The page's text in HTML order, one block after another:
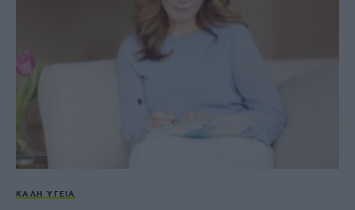
ΚΑΛΉ ΥΓΕΊΑ